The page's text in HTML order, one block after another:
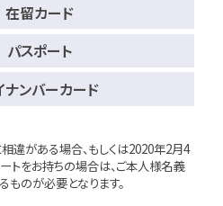
在留カード
パスポート
ナンバーカード
違がある場合、もしくは2020年2月4
トをお持ちの場合は、ご本人様名義
のが必要となります。